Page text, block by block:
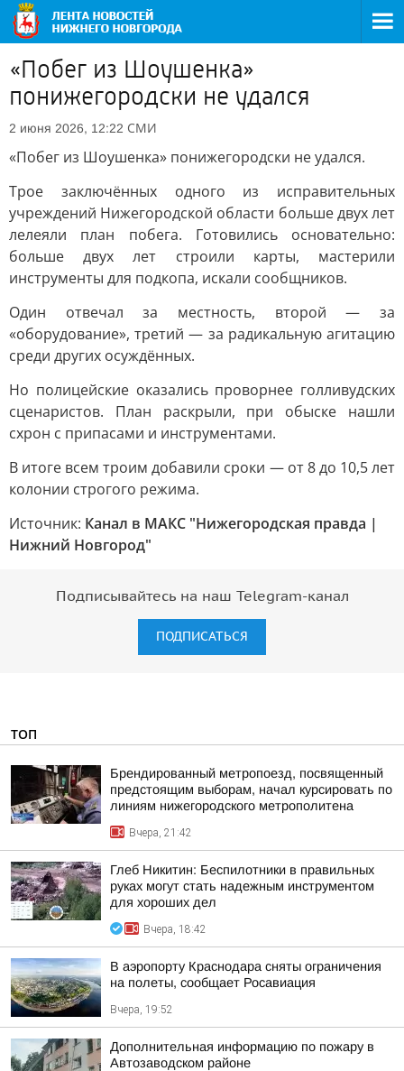
«Побег из Шоушенка»
понижегородски не удался
2 июня 2026, 12:22 СМИ
«Побег из Шоушенка» понижегородски не удался.
Трое заключённых одного из исправительных
учреждений Нижегородской области больше двух лет
лелеяли план побега. Готовились основательно:
больше двух лет строили карты, мастерили
инструменты для подкопа, искали сообщников.
Один отвечал за местность, второй — за
«оборудование», третий — за радикальную агитацию
среди других осуждённых.
Но полицейские оказались проворнее голливудских
сценаристов. План раскрыли, при обыске нашли
схрон с припасами и инструментами.
В итоге всем троим добавили сроки — от 8 до 10,5 лет
колонии строгого режима.
Источник: Канал в МАКС "Нижегородская правда |
Нижний Новгород"
Подписывайтесь на наш Telegram-канал
ПОДПИСАТЬСЯ
ТОП
Брендированный метропоезд, посвященный
предстоящим выборам, начал курсировать по
линиям нижегородского метрополитена
Вчера, 21:42
Глеб Никитин: Беспилотники в правильных
руках могут стать надежным инструментом
для хороших дел
Вчера, 18:42
В аэропорту Краснодара сняты ограничения
на полеты, сообщает Росавиация
Вчера, 19:52
Дополнительная информацию по пожару в
Автозаводском районе